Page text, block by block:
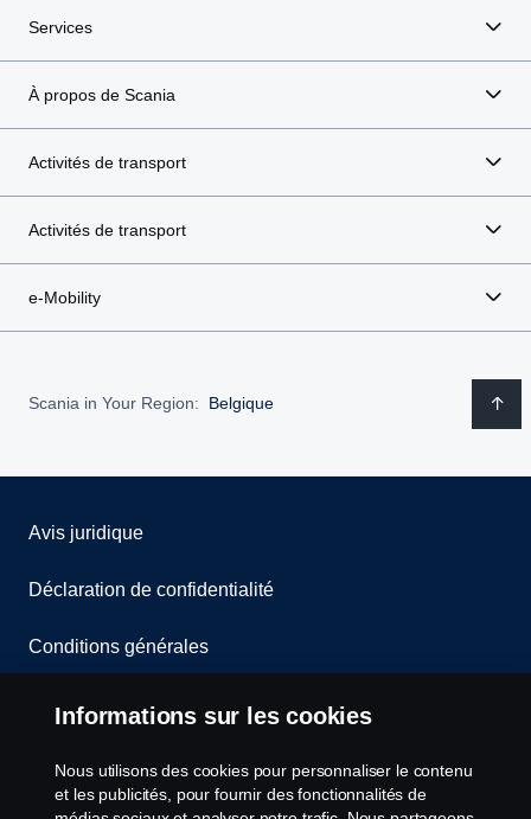
Services
À propos de Scania
Activités de transport
Activités de transport
e-Mobility
Scania in Your Region: Belgique
Avis juridique
Déclaration de confidentialité
Conditions générales
Contactez-nous
Le système de lancement d'alerte
Informations sur les cookies
Nous utilisons des cookies pour personnaliser le contenu
et les publicités, pour fournir des fonctionnalités de